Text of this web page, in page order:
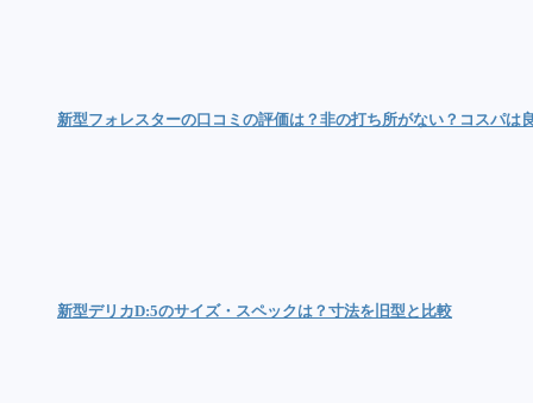
新型フォレスターの口コミの評価は？非の打ち所がない？コスパは
新型デリカD:5のサイズ・スペックは？寸法を旧型と比較